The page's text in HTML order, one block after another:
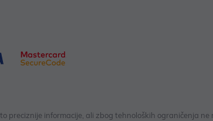
preciznije informacije, ali zbog tehnoloških ograničenja